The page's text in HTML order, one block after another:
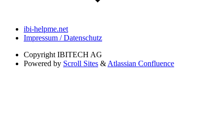
ibi-helpme.net
Impressum / Datenschutz
Copyright IBITECH AG
Powered by Scroll Sites & Atlassian Confluence